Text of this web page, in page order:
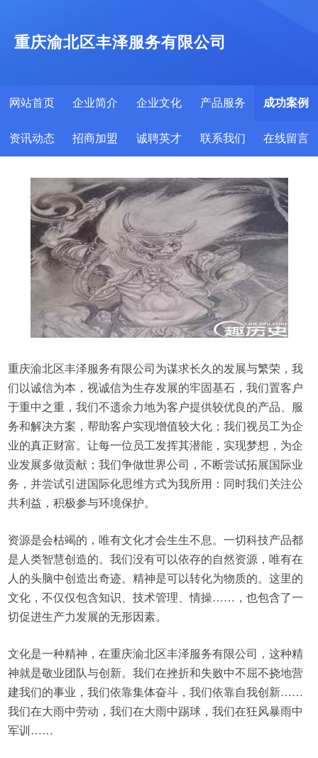
重庆渝北区丰泽服务有限公司
网站首页 企业简介 企业文化 产品服务 成功案例
资讯动态 招商加盟 诚聘英才 联系我们 在线留言
重庆渝北区丰泽服务有限公司为谋求长久的发展与繁荣，我
们以诚信为本，视诚信为生存发展的牢固基石，我们置客户
于重中之重，我们不遗余力地为客户提供较优良的产品、服
务和解决方案，帮助客户实现增值较大化；我们视员工为企
业的真正财富。让每一位员工发挥其潜能，实现梦想，为企
业发展多做贡献；我们争做世界公司，不断尝试拓展国际业
务，并尝试引进国际化思维方式为我所用：同时我们关注公
共利益，积极参与环境保护。
资源是会枯竭的，唯有文化才会生生不息。一切科技产品都
是人类智慧创造的。我们没有可以依存的自然资源，唯有在
人的头脑中创造出奇迹。精神是可以转化为物质的。这里的
文化，不仅仅包含知识、技术管理、情操……，也包含了一
切促进生产力发展的无形因素。
文化是一种精神，在重庆渝北区丰泽服务有限公司，这种精
神就是敬业团队与创新。我们在挫折和失败中不屈不挠地营
建我们的事业，我们依靠集体奋斗，我们依靠自我创新……
我们在大雨中劳动，我们在大雨中踢球，我们在狂风暴雨中
军训……